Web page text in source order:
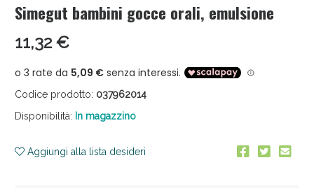
Simegut bambini gocce orali, emulsione
11,32 €
Codice prodotto: 037962014
Disponibilità: In magazzino
Aggiungi alla lista desideri